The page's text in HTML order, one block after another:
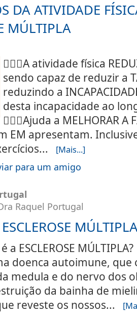
DA ATIVIDADE
MÚLTIPLA
🏃🏻‍♀️A atividade física
sendo capaz de reduzir a
reduzindo a
desta incapacidade ao
🚴🏾‍♀️Ajuda a MELHORAR A
EM apresentam.
[Mais...]
para um amigo
Raquel Portugal
a ESCLEROSE
doenca autoimune, que
medula e do nervo dos
da bainha de
reveste os nossos...